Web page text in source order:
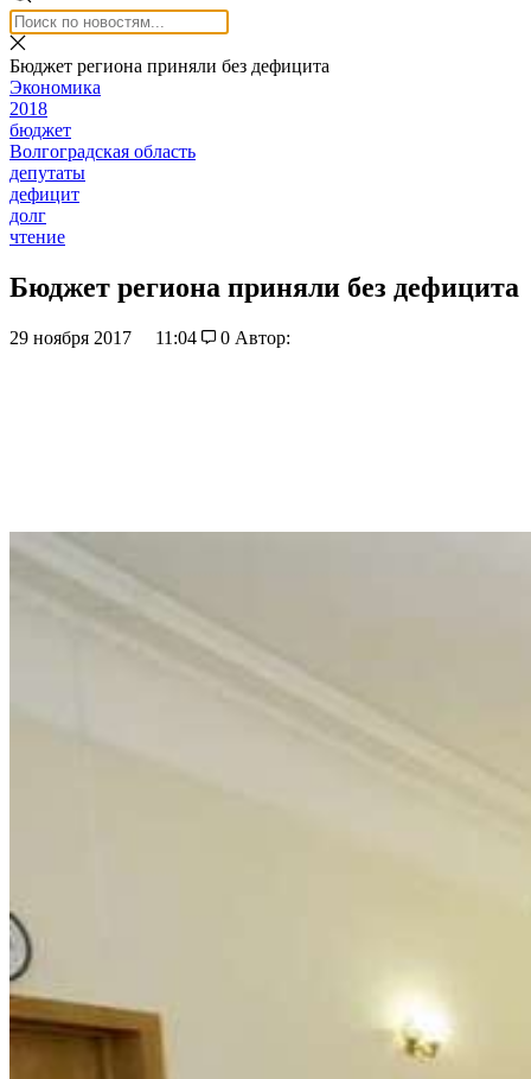
Бюджет региона приняли без дефицита
Экономика
2018
бюджет
Волгоградская область
депутаты
дефицит
долг
чтение
Бюджет региона приняли без дефицита
29 ноября 2017 11:04 0 Автор: